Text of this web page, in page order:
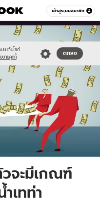
เข้าสู่ระบบสมาชิก
หมวดอื่นๆ
น เว็บไซต์
ยบายคุกกี้
ตกลง
จะมีเกณฑ์
เทท่า